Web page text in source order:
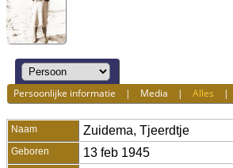
Persoonlijke informatie | Media |Alles |
Naam Zuidema, Tjeerdtje
Geboren 13 feb 1945